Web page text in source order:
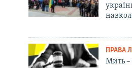
ПРАВА
Мить –